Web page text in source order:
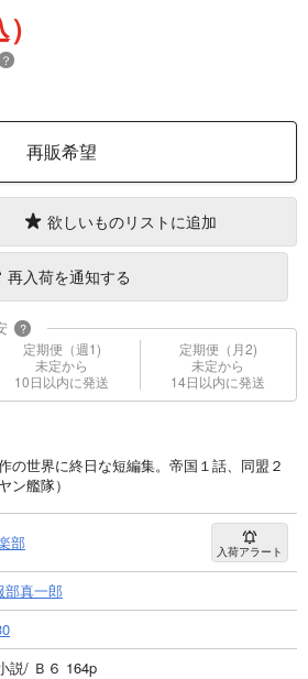
？
再販希望
欲しいものリストに追加
再入荷を通知する
?
定期便（週1)
未定から
10日以内に発送
定期便（月2)
未定から
14日以内に発送
の世界に終日な短編集。帝国１話、同盟２
ン艦隊）
部 入荷アラート
部真一郎
説/ Ｂ６ 164p